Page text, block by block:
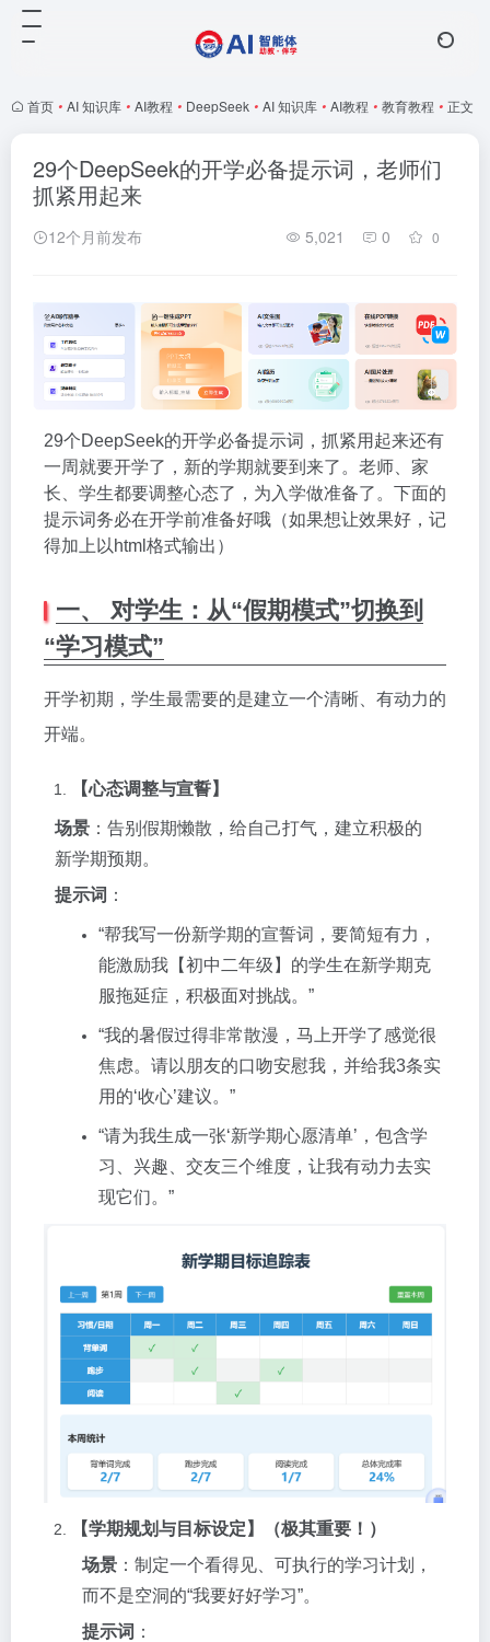
首页 • AI 知识库 • AI教程 • DeepSeek • AI 知识库 • AI教程 • 教育教程 • 正文
29个DeepSeek的开学必备提示词，老师们
抓紧用起来
12个月前发布 5,021 0 0
29个DeepSeek的开学必备提示词，抓紧用起来还有
一周就要开学了，新的学期就要到来了。 老师、家
长、学生都要调整心态了，为入学做准备了。 下面的
提示词务必在开学前准备好哦（如果想让效果好，记
得加上以html格式输出）
一、 对学生：从“假期模式”切换到
“学习模式”
开学初期，学生最需要的是建立一个清晰、有动力的
开端。
【心态调整与宣誓】
场景 ：告别假期懒散，给自己打气，建立积极的
新学期预期。
提示词 ：
“帮我写一份新学期的宣誓词，要简短有力，
能激励我【初中二年级】的学生在新学期克
服拖延症，积极面对挑战。”
“我的暑假过得非常散漫，马上开学了感觉很
焦虑。请以朋友的口吻安慰我，并给我3条实
用的‘收心’建议。”
“请为我生成一张‘新学期心愿清单’，包含学
习、兴趣、交友三个维度，让我有动力去实
现它们。”
【学期规划与目标设定】（极其重要！）
场景 ：制定一个看得见、可执行的学习计划，
而不是空洞的“我要好好学习”。
提示词 ：